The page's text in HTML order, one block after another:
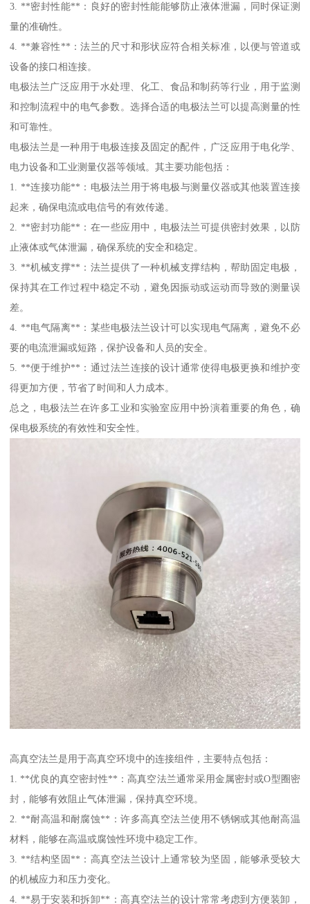
3. **密封性能**：良好的密封性能能够防止液体泄漏，同时保证测
量的准确性。
4. **兼容性**：法兰的尺寸和形状应符合相关标准，以便与管道或
设备的接口相连接。
电极法兰广泛应用于水处理、化工、食品和制药等行业，用于监测
和控制流程中的电气参数。选择合适的电极法兰可以提高测量的性
和可靠性。
电极法兰是一种用于电极连接及固定的配件，广泛应用于电化学、
电力设备和工业测量仪器等领域。其主要功能包括：
1. **连接功能**：电极法兰用于将电极与测量仪器或其他装置连接
起来，确保电流或电信号的有效传递。
2. **密封功能**：在一些应用中，电极法兰可提供密封效果，以防
止液体或气体泄漏，确保系统的安全和稳定。
3. **机械支撑**：法兰提供了一种机械支撑结构，帮助固定电极，
保持其在工作过程中稳定不动，避免因振动或运动而导致的测量误
差。
4. **电气隔离**：某些电极法兰设计可以实现电气隔离，避免不必
要的电流泄漏或短路，保护设备和人员的安全。
5. **便于维护**：通过法兰连接的设计通常使得电极更换和维护变
得更加方便，节省了时间和人力成本。
总之，电极法兰在许多工业和实验室应用中扮演着重要的角色，确
保电极系统的有效性和安全性。
高真空法兰是用于高真空环境中的连接组件，主要特点包括：
1. **优良的真空密封性**：高真空法兰通常采用金属密封或O型圈密
封，能够有效阻止气体泄漏，保持真空环境。
2. **耐高温和耐腐蚀**：许多高真空法兰使用不锈钢或其他耐高温
材料，能够在高温或腐蚀性环境中稳定工作。
3. **结构坚固**：高真空法兰设计上通常较为坚固，能够承受较大
的机械应力和压力变化。
4. **易于安装和拆卸**：高真空法兰的设计常常考虑到方便装卸，